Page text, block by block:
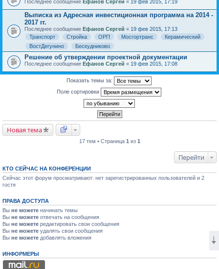
Последнее сообщение Ефанов Сергей « 19 фев 2015, 17:19
Выписка из Адресная инвестиционная программа на 2014 -
2017 гг.
Последнее сообщение Ефанов Сергей « 19 фев 2015, 17:13
Транспорт
Стройка ОРП Мосгортранс
Керамический
ВостДегунино
Бескудниково
Решение об утверждении проектной документации
Последнее сообщение Ефанов Сергей « 19 фев 2015, 17:08
Показать темы за:
Поле сортировки
Новая тема
17 тем • Страница 1 из 1
Перейти
КТО СЕЙЧАС НА КОНФЕРЕНЦИИ
Сейчас этот форум просматривают: нет зарегистрированных пользователей и 2
гостя
ПРАВА ДОСТУПА
Вы не можете начинать темы
Вы не можете отвечать на сообщения
Вы не можете редактировать свои сообщения
Вы не можете удалять свои сообщения
Вы не можете добавлять вложения
ИНФОРМЕРЫ